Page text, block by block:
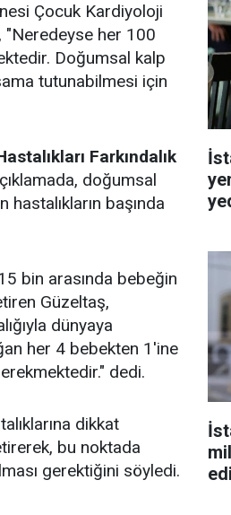
Çocuk Kardiyoloji
, "Neredeyse her 100
Doğumsal kalp
tutunabilmesi için
Farkındalık
doğumsal
hastalıkların başında
bin arasında bebeğin
Güzeltaş,
dünyaya
her 4 bebekten 1'ine
dedi.
dikkat
bu noktada
gerektiğini söyledi.